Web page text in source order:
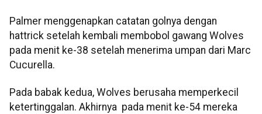
Palmer menggenapkan catatan golnya dengan
hattrick setelah kembali membobol gawang Wolves
pada menit ke-38 setelah menerima umpan dari Marc
Cucurella.
Pada babak kedua, Wolves berusaha memperkecil
ketertinggalan. Akhirnya pada menit ke-54 mereka